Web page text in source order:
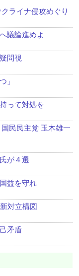
ライナ侵攻めぐり
議論進めよ
問視
」
って対処を
民民主党 玉木雄一
が４選
益を守れ
対立構図
矛盾